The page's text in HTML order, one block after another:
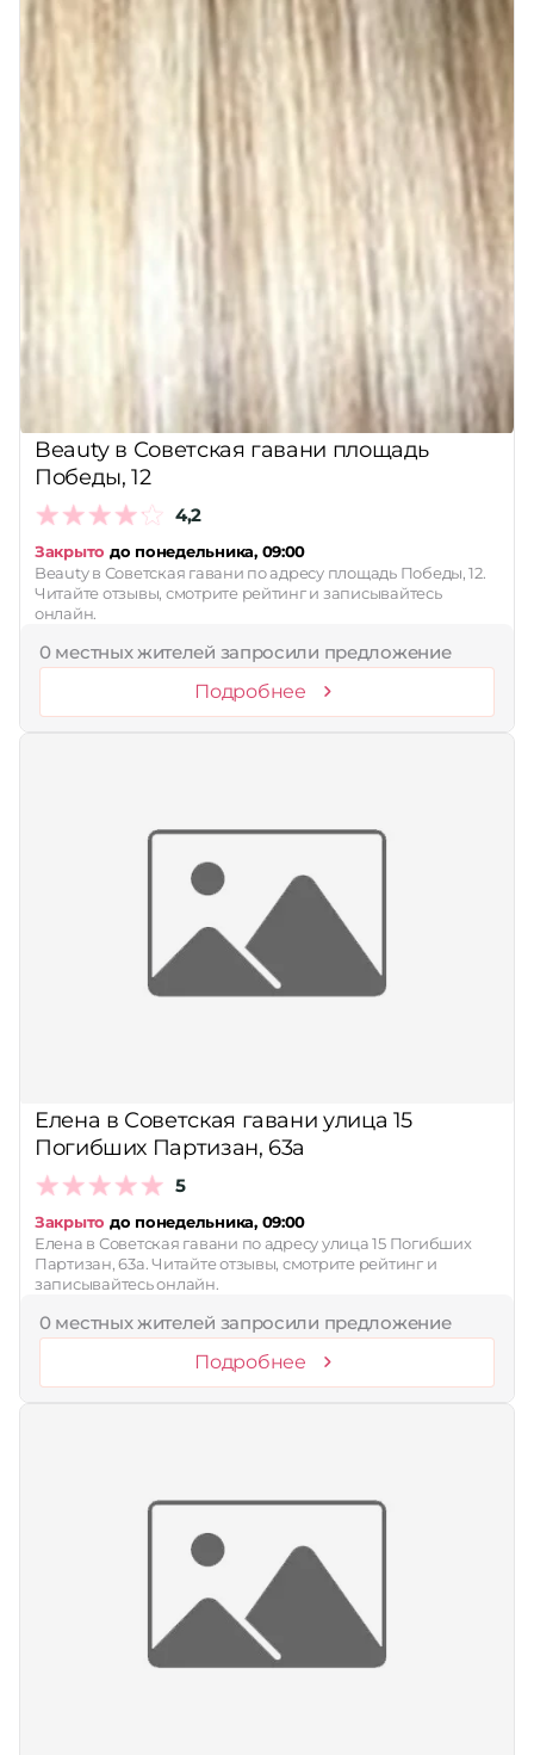
Beauty в Советская гавани площадь
Победы, 12
4,2
Закрыто до понедельника, 09:00
Beauty в Советская гавани по адресу площадь Победы, 12.
Читайте отзывы, смотрите рейтинг и записывайтесь
онлайн.
0 местных жителей запросили предложение
Подробнее
Елена в Советская гавани улица 15
Погибших Партизан, 63а
5
Закрыто до понедельника, 09:00
Елена в Советская гавани по адресу улица 15 Погибших
Партизан, 63а. Читайте отзывы, смотрите рейтинг и
записывайтесь онлайн.
0 местных жителей запросили предложение
Подробнее